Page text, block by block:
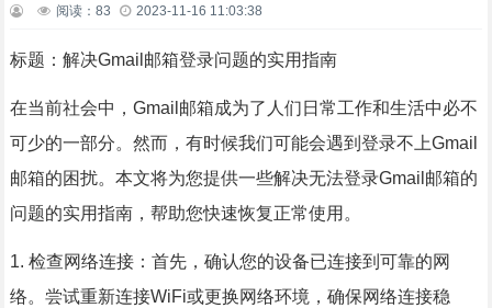
阅读： 83 2023-11-16 11:03:38
标题：解决Gmail邮箱登录问题的实用指南
在当前社会中，Gmail邮箱成为了人们日常工作和生活中必不
可少的一部分。然而，有时候我们可能会遇到登录不上Gmail
邮箱的困扰。本文将为您提供一些解决无法登录Gmail邮箱的
问题的实用指南，帮助您快速恢复正常使用。
1. 检查网络连接：首先，确认您的设备已连接到可靠的网
络。尝试重新连接WiFi或更换网络环境，确保网络连接稳